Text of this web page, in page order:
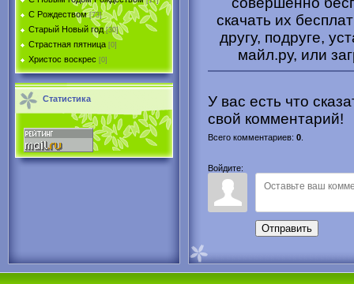
С Рождеством [73]
Старый Новый год [30]
Страстная пятница [0]
Христоc воскрес [0]
Статистика
скачать их
другу, подруге,
майл.ру, или
У вас есть что
свой комментарий!
Всего комментариев: 0
Войдите:
Отправить